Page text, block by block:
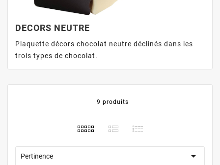
DECORS NEUTRE
Plaquette décors chocolat neutre déclinés dans les
trois types de chocolat.
9 produits
Pertinence 